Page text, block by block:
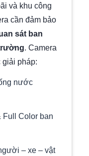
và khu công
cần đảm bảo
sát ban
. Camera
giải pháp:
nước
Full Color ban
– xe – vật